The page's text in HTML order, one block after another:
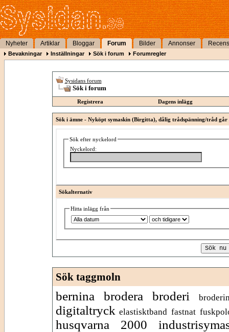
Nyheter Artiklar Bloggar Forum Bilder Annonser
Bevakningar Inställningar Sök i forum Forumregler
Sysidans forum
Sök i forum
Registrera Dagens inlägg
Sök i ämne - Nyköpt symaskin (Birgitta), dålig trådspänning/tråd går
Sök efter nyckelord
Nyckelord:
Sökalternativ
Hitta inlägg från
Sök taggmoln
bernina brodera broderi
digitaltryck elastisktband fastnat
husqvarna 2000